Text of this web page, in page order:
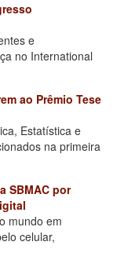
e
no International
ao Prêmio Tese
Estatística e
na primeira
SBMAC por
mundo em
celular,